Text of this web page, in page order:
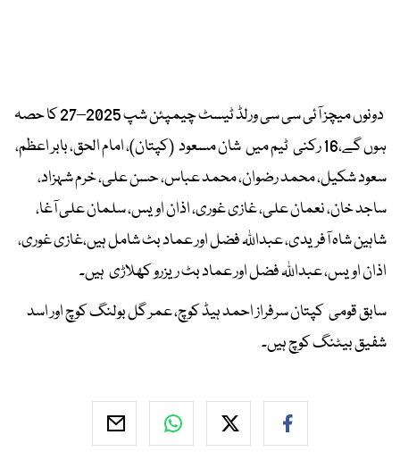
دونوں میچز آئی سی سی ورلڈ ٹیسٹ چیمپئن شپ 2025–27 کا حصہ
ہوں گے،16 رکنی ٹیم میں شان مسعود (کپتان)، امام الحق، بابر اعظم،
سعود شکیل، محمد رضوان، محمد عباس، حسن علی، خرم شہزاد،
ساجد خان، نعمان علی، غازی غوری، اذان اویس، سلمان علی آغا،
شاہین شاہ آفریدی، عبداللہ فضل اور عماد بٹ شامل ہیں،غازی غوری،
اذان اویس، عبداللہ فضل اور عماد بٹ ریزرو کھلاڑی ہیں۔
سابق قومی کپتان سرفراز احمد ہیڈ کوچ، عمر گل بولنگ کوچ اور اسد
شفیق بیٹنگ کوچ ہیں۔